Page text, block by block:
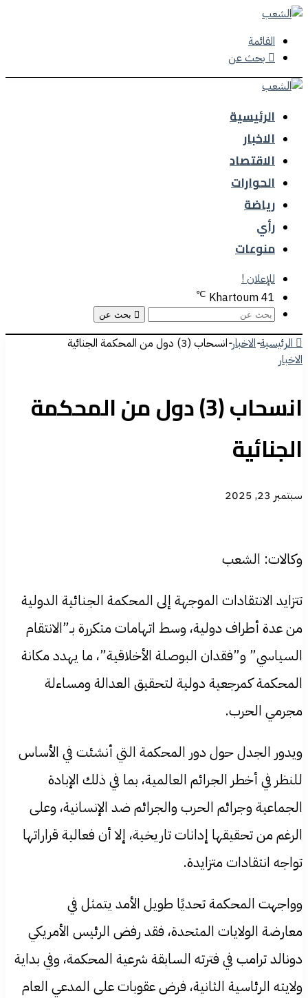
القائمة
بحث عن
الرئيسية
الاخبار
الاقتصاد
الحوارات
رياضة
رأي
منوعات
للإعلان !
Khartoum41
℃
بحث عن
الرئيسية-الاخبار-انسحاب (3) دول من المحكمة الجنائية
الاخبار
انسحاب (3) دول من المحكمة
الجنائية
سبتمبر 23, 2025
وكالات: الشعب
تتزايد الانتقادات الموجهة إلى المحكمة الجنائية الدولية
من عدة أطراف دولية، وسط اتهامات متكررة بـ”الانتقام
السياسي” و”فقدان البوصلة الأخلاقية”، ما يهدد مكانة
المحكمة كمرجعية دولية لتحقيق العدالة ومساءلة
مجرمي الحرب.
ويدور الجدل حول دور المحكمة التي أنشئت في الأساس
للنظر في أخطر الجرائم العالمية، بما في ذلك الإبادة
الجماعية وجرائم الحرب والجرائم ضد الإنسانية، وعلى
الرغم من تحقيقها إدانات تاريخية، إلا أن فعالية قراراتها
تواجه انتقادات متزايدة.
وواجهت المحكمة تحديًا طويل الأمد يتمثل في
معارضة الولايات المتحدة، فقد رفض الرئيس الأمريكي
دونالد ترامب في فترته السابقة شرعية المحكمة، وفي بداية
ولايته الرئاسية الثانية، فرض عقوبات على المدعي العام